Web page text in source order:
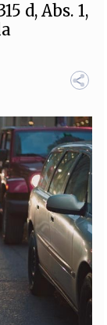
AUTORI CURATORI
NOI
CONTATTI
d, Abs. 1,